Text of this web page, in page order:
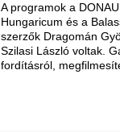
A programok a
Hungaricum és a
szerzők Dragomán
Szilasi László voltak.
fordításról,